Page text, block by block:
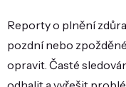
Reporty o plnění
pozdní nebo
opravit. Časté